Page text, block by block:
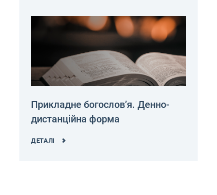
Прикладне богослов’я. Денно-
дистанційна форма
ДЕТАЛІ